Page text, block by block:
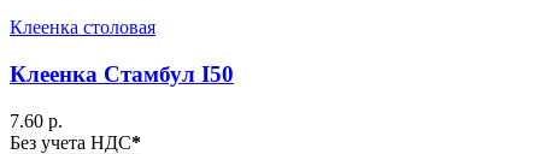
Клеенка столовая
Клеенка Стамбул I50
7.60 р.
Без учета НДС*